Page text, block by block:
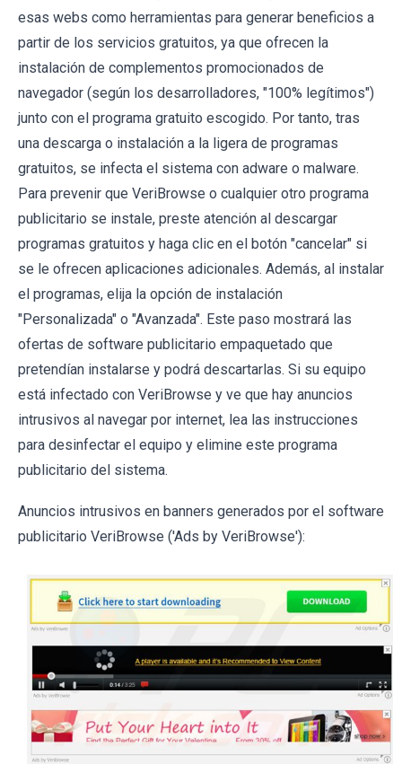
esas webs como herramientas para generar beneficios a
partir de los servicios gratuitos, ya que ofrecen la
instalación de complementos promocionados de
navegador (según los desarrolladores, "100% legítimos")
junto con el programa gratuito escogido. Por tanto, tras
una descarga o instalación a la ligera de programas
gratuitos, se infecta el sistema con adware o malware.
Para prevenir que VeriBrowse o cualquier otro programa
publicitario se instale, preste atención al descargar
programas gratuitos y haga clic en el botón "cancelar" si
se le ofrecen aplicaciones adicionales. Además, al instalar
el programas, elija la opción de instalación
"Personalizada" o "Avanzada". Este paso mostrará las
ofertas de software publicitario empaquetado que
pretendían instalarse y podrá descartarlas. Si su equipo
está infectado con VeriBrowse y ve que hay anuncios
intrusivos al navegar por internet, lea las instrucciones
para desinfectar el equipo y elimine este programa
publicitario del sistema.
Anuncios intrusivos en banners generados por el software
publicitario VeriBrowse ('Ads by VeriBrowse'):